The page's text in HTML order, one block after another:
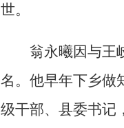
世。
翁永曦因与王
名。他早年下乡做
级干部、县委书记